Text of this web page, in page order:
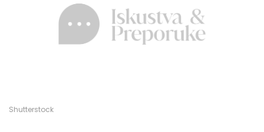
Shutterstock